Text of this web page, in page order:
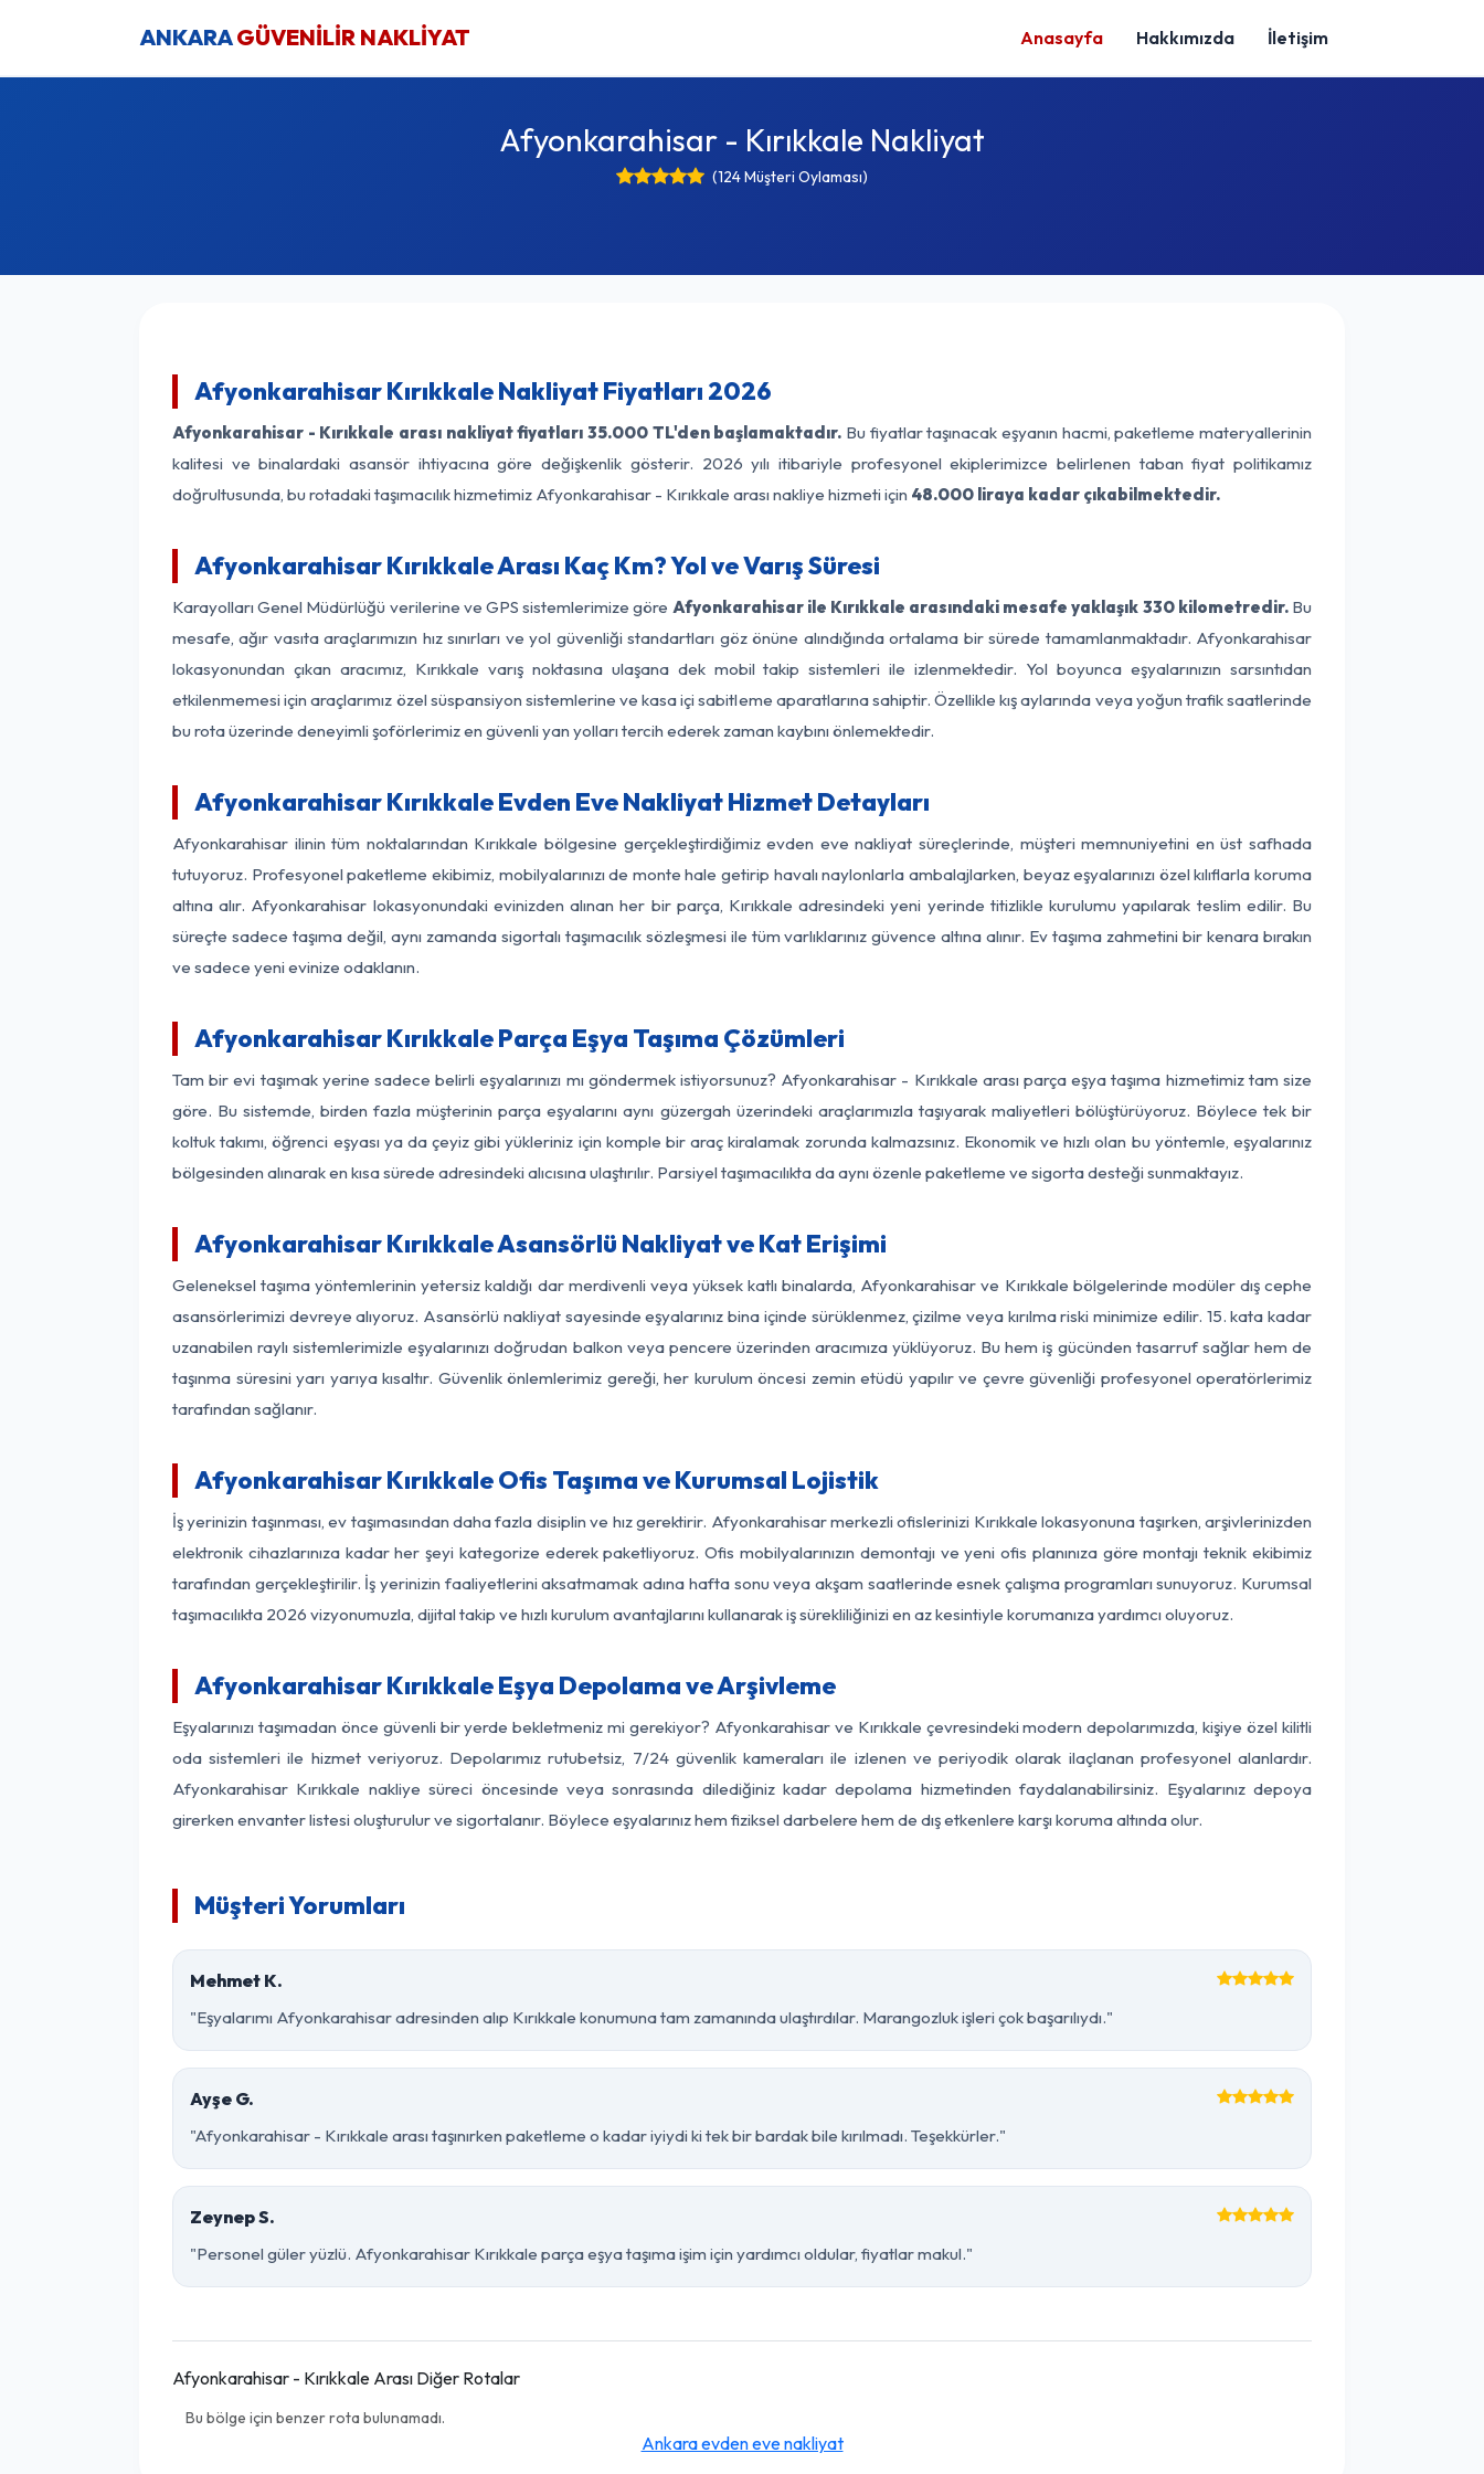
ANKARAGÜVENİLİR NAKLİYAT Anasayfa Hakkımızda İletişim
Afyonkarahisar - Kırıkkale Nakliyat
(124 Müşteri Oylaması)
Afyonkarahisar Kırıkkale Nakliyat Fiyatları 2026
Afyonkarahisar - Kırıkkale arası nakliyat fiyatları 35.000 TL'den başlamaktadır. Bu fiyatlar taşınacak eşyanın hacmi, paketleme materyallerinin
kalitesi ve binalardaki asansör ihtiyacına göre değişkenlik gösterir. 2026 yılı itibariyle profesyonel ekiplerimizce belirlenen taban fiyat politikamız
doğrultusunda, bu rotadaki taşımacılık hizmetimiz Afyonkarahisar - Kırıkkale arası nakliye hizmeti için 48.000 liraya kadar çıkabilmektedir.
Afyonkarahisar Kırıkkale Arası Kaç Km? Yol ve Varış Süresi
Karayolları Genel Müdürlüğü verilerine ve GPS sistemlerimize göre Afyonkarahisar ile Kırıkkale arasındaki mesafe yaklaşık 330 kilometredir.Bu
mesafe, ağır vasıta araçlarımızın hız sınırları ve yol güvenliği standartları göz önüne alındığında ortalama bir sürede tamamlanmaktadır. Afyonkarahisar
lokasyonundan çıkan aracımız, Kırıkkale varış noktasına ulaşana dek mobil takip sistemleri ile izlenmektedir. Yol boyunca eşyalarınızın sarsıntıdan
etkilenmemesi için araçlarımız özel süspansiyon sistemlerine ve kasa içi sabitleme aparatlarına sahiptir. Özellikle kış aylarında veya yoğun trafik saatlerinde
bu rota üzerinde deneyimli şoförlerimiz en güvenli yan yolları tercih ederek zaman kaybını önlemektedir.
Afyonkarahisar Kırıkkale Evden Eve Nakliyat Hizmet Detayları
Afyonkarahisar ilinin tüm noktalarından Kırıkkale bölgesine gerçekleştirdiğimiz evden eve nakliyat süreçlerinde, müşteri memnuniyetini en üst safhada
tutuyoruz. Profesyonel paketleme ekibimiz, mobilyalarınızı de monte hale getirip havalı naylonlarla ambalajlarken, beyaz eşyalarınızı özel kılıflarla koruma
altına alır. Afyonkarahisar lokasyonundaki evinizden alınan her bir parça, Kırıkkale adresindeki yeni yerinde titizlikle kurulumu yapılarak teslim edilir. Bu
süreçte sadece taşıma değil, aynı zamanda sigortalı taşımacılık sözleşmesi ile tüm varlıklarınız güvence altına alınır. Ev taşıma zahmetini bir kenara bırakın
ve sadece yeni evinize odaklanın.
Afyonkarahisar Kırıkkale Parça Eşya Taşıma Çözümleri
Tam bir evi taşımak yerine sadece belirli eşyalarınızı mı göndermek istiyorsunuz? Afyonkarahisar - Kırıkkale arası parça eşya taşıma hizmetimiz tam size
göre. Bu sistemde, birden fazla müşterinin parça eşyalarını aynı güzergah üzerindeki araçlarımızla taşıyarak maliyetleri bölüştürüyoruz. Böylece tek bir
koltuk takımı, öğrenci eşyası ya da çeyiz gibi yükleriniz için komple bir araç kiralamak zorunda kalmazsınız. Ekonomik ve hızlı olan bu yöntemle, eşyalarınız
bölgesinden alınarak en kısa sürede adresindeki alıcısına ulaştırılır. Parsiyel taşımacılıkta da aynı özenle paketleme ve sigorta desteği sunmaktayız.
Afyonkarahisar Kırıkkale Asansörlü Nakliyat ve Kat Erişimi
Geleneksel taşıma yöntemlerinin yetersiz kaldığı dar merdivenli veya yüksek katlı binalarda, Afyonkarahisar ve Kırıkkale bölgelerinde modüler dış cephe
asansörlerimizi devreye alıyoruz. Asansörlü nakliyat sayesinde eşyalarınız bina içinde sürüklenmez, çizilme veya kırılma riski minimize edilir. 15. kata kadar
uzanabilen raylı sistemlerimizle eşyalarınızı doğrudan balkon veya pencere üzerinden aracımıza yüklüyoruz. Bu hem iş gücünden tasarruf sağlar hem de
taşınma süresini yarı yarıya kısaltır. Güvenlik önlemlerimiz gereği, her kurulum öncesi zemin etüdü yapılır ve çevre güvenliği profesyonel operatörlerimiz
tarafından sağlanır.
Afyonkarahisar Kırıkkale Ofis Taşıma ve Kurumsal Lojistik
İş yerinizin taşınması, ev taşımasından daha fazla disiplin ve hız gerektirir. Afyonkarahisar merkezli ofislerinizi Kırıkkale lokasyonuna taşırken, arşivlerinizden
elektronik cihazlarınıza kadar her şeyi kategorize ederek paketliyoruz. Ofis mobilyalarınızın demontajı ve yeni ofis planınıza göre montajı teknik ekibimiz
tarafından gerçekleştirilir. İş yerinizin faaliyetlerini aksatmamak adına hafta sonu veya akşam saatlerinde esnek çalışma programları sunuyoruz. Kurumsal
taşımacılıkta 2026 vizyonumuzla, dijital takip ve hızlı kurulum avantajlarını kullanarak iş sürekliliğinizi en az kesintiyle korumanıza yardımcı oluyoruz.
Afyonkarahisar Kırıkkale Eşya Depolama ve Arşivleme
Eşyalarınızı taşımadan önce güvenli bir yerde bekletmeniz mi gerekiyor? Afyonkarahisar ve Kırıkkale çevresindeki modern depolarımızda, kişiye özel kilitli
oda sistemleri ile hizmet veriyoruz. Depolarımız rutubetsiz, 7/24 güvenlik kameraları ile izlenen ve periyodik olarak ilaçlanan profesyonel alanlardır.
Afyonkarahisar Kırıkkale nakliye süreci öncesinde veya sonrasında dilediğiniz kadar depolama hizmetinden faydalanabilirsiniz. Eşyalarınız depoya
girerken envanter listesi oluşturulur ve sigortalanır. Böylece eşyalarınız hem fiziksel darbelere hem de dış etkenlere karşı koruma altında olur.
Müşteri Yorumları
Mehmet K.
"Eşyalarımı Afyonkarahisar adresinden alıp Kırıkkale konumuna tam zamanında ulaştırdılar. Marangozluk işleri çok başarılıydı."
Ayşe G.
"Afyonkarahisar - Kırıkkale arası taşınırken paketleme o kadar iyiydi ki tek bir bardak bile kırılmadı. Teşekkürler."
Zeynep S.
"Personel güler yüzlü. Afyonkarahisar Kırıkkale parça eşya taşıma işim için yardımcı oldular, fiyatlar makul."
Afyonkarahisar - Kırıkkale Arası Diğer Rotalar
Bu bölge için benzer rota bulunamadı.
Ankara evden eve nakliyat